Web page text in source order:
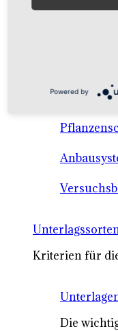
Anbausysteme
Kriterien für
Die
Powered by